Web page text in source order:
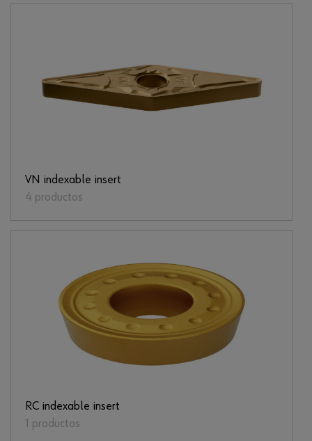
VN indexable insert
4 productos
RC indexable insert
1 productos